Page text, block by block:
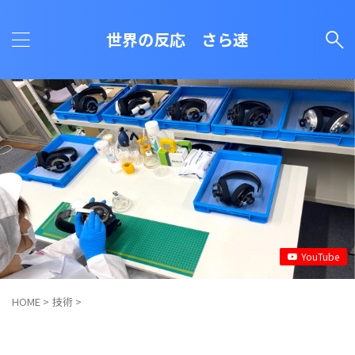
世界の反応 さら速
YouTube
HOME > 技術 >